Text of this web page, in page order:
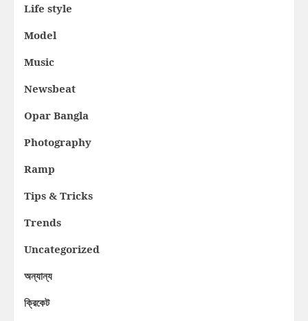
Life style
Model
Music
Newsbeat
Opar Bangla
Photography
Ramp
Tips & Tricks
Trends
Uncategorized
অন্যান্য
ক্রিকেট